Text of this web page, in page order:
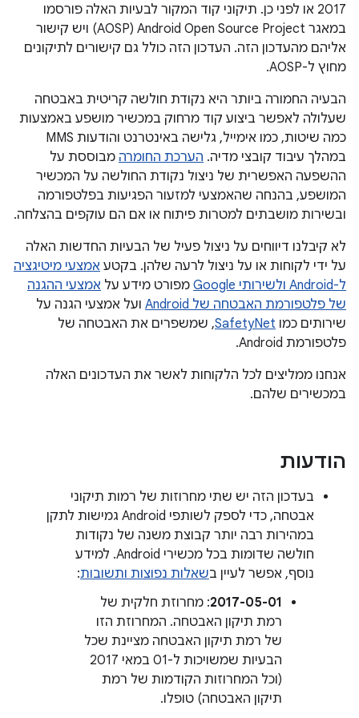
2017 או לפני כן. תיקוני קוד המקור לבעיות האלה פורסמו
במאגר Android Open Source Project‏ (AOSP) ויש קישור
אליהם מהעדכון הזה. העדכון הזה כולל גם קישורים לתיקונים
מחוץ ל-AOSP.
הבעיה החמורה ביותר היא נקודת חולשה קריטית באבטחה
שעלולה לאפשר ביצוע קוד מרחוק במכשיר מושפע באמצעות
כמה שיטות, כמו אימייל, גלישה באינטרנט והודעות MMS
במהלך עיבוד קובצי מדיה. הערכת החומרה מבוססת על
ההשפעה האפשרית של ניצול נקודת החולשה על המכשיר
המושפע, בהנחה שהאמצעי למזעור הפגיעות בפלטפורמה
ובשירות מושבתים למטרות פיתוח או אם הם עוקפים בהצלחה.
לא קיבלנו דיווחים על ניצול פעיל של הבעיות החדשות האלה
על ידי לקוחות או על ניצול לרעה שלהן. בקטע אמצעי מיטיגציה
ל-Android ולשירותי Google
מפורט מידע על אמצעי ההגנה
של פלטפורמת האבטחה של Android
ועל אמצעי הגנה על
שירותים כמו SafetyNet, שמשפרים את האבטחה של
פלטפורמת Android.
אנחנו ממליצים לכל הלקוחות לאשר את העדכונים האלה
במכשירים שלהם.
הודעות
בעדכון הזה יש שתי מחרוזות של רמות תיקוני
אבטחה, כדי לספק לשותפי Android גמישות לתקן
במהירות רבה יותר קבוצת משנה של נקודות
חולשה שדומות בכל מכשירי Android. למידע
נוסף, אפשר לעיין בשאלות נפוצות ותשובות:
2017-05-01: מחרוזת חלקית של
רמת תיקון האבטחה. המחרוזת הזו
של רמת תיקון האבטחה מציינת שכל
הבעיות שמשויכות ל-01 במאי 2017
(וכל המחרוזות הקודמות של רמת
תיקון האבטחה) טופלו.